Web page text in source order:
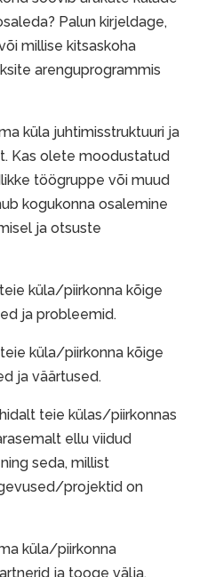
Palun kirjeldage,
millise kitsaskoha
arenguprogrammis
küla juhtimisstruktuuri ja
Kas olete moodustatud
töögruppe või muud
kogukonna osalemine
ja otsuste
küla/piirkonna kõige
ja probleemid.
küla/piirkonna kõige
ja väärtused.
teie külas/piirkonnas
ellu viidud
seda, millist
projektid on
küla/piirkonna
ja tooge välja,